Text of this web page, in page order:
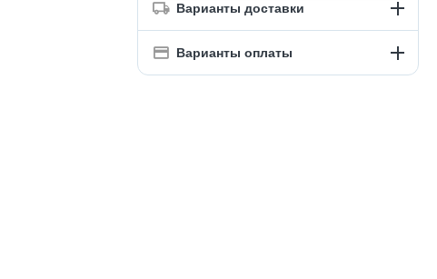
Варианты доставки
Варианты оплаты